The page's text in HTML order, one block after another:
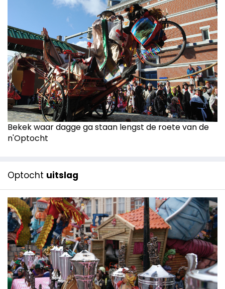
Bekek waar dagge ga staan lengst de roete van de
n'Optocht
Optocht uitslag